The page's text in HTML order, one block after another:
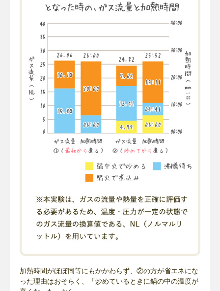
加熱時間がほぼ同等にもかかわらず、②の方が省エネにな
った理由はおそらく、「炒めているときに鍋の中の温度が